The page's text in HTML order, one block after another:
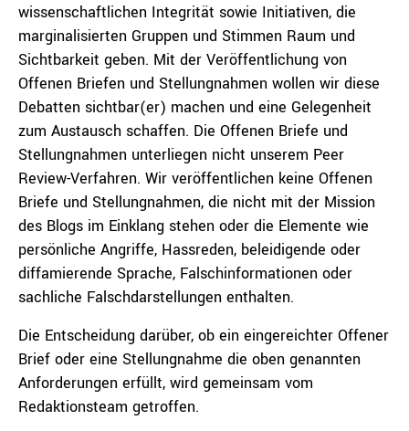
wissenschaftlichen Integrität sowie Initiativen, die
marginalisierten Gruppen und Stimmen Raum und
Sichtbarkeit geben. Mit der Veröffentlichung von
Offenen Briefen und Stellungnahmen wollen wir diese
Debatten sichtbar(er) machen und eine Gelegenheit
zum Austausch schaffen. Die Offenen Briefe und
Stellungnahmen unterliegen nicht unserem Peer
Review-Verfahren. Wir veröffentlichen keine Offenen
Briefe und Stellungnahmen, die nicht mit der Mission
des Blogs im Einklang stehen oder die Elemente wie
persönliche Angriffe, Hassreden, beleidigende oder
diffamierende Sprache, Falschinformationen oder
sachliche Falschdarstellungen enthalten.
Die Entscheidung darüber, ob ein eingereichter Offener
Brief oder eine Stellungnahme die oben genannten
Anforderungen erfüllt, wird gemeinsam vom
Redaktionsteam getroffen.